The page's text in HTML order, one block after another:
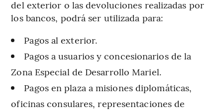
del exterior o las devoluciones realizadas por
los bancos, podrá ser utilizada para:
Pagos al exterior.
Pagos a usuarios y concesionarios de la
Zona Especial de Desarrollo Mariel.
Pagos en plaza a misiones diplomáticas,
oficinas consulares, representaciones de